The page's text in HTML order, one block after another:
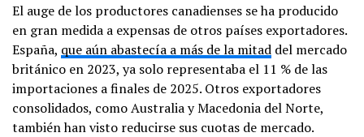
El auge de los productores canadienses se ha producido
en gran medida a expensas de otros países exportadores.
España, que aún abastecía a más de la mitad del mercado
británico en 2023, ya solo representaba el 11 % de las
importaciones a finales de 2025. Otros exportadores
consolidados, como Australia y Macedonia del Norte,
también han visto reducirse sus cuotas de mercado.